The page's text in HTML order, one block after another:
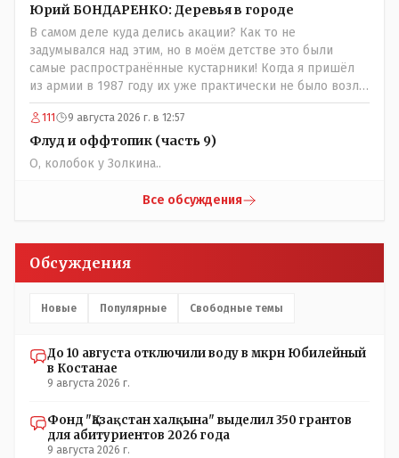
доблестный труд в годы ВОВ", там хоть какие то льготы
были! А тут? Может всё таки стоит оценивать по
степени заинтересованности в высшем образовании, а
не по степени того , как тебе не повезло в жизни?
Юрий БОНДАРЕНКО: Деревья в городе
В самом деле куда делись акации? Как то не
задумывался над этим, но в моём детстве это были
самые распространённые кустарники! Когда я пришёл
из армии в 1987 году их уже практически не было возле
родительского дома по улице Амангельды! А что
случилось то, с целым видом кустарника?
111 9 августа 2026 г. в 12:57
Флуд и оффтопик (часть 9)
О, колобок у Золкина..
Все обсуждения
Обсуждения
Новые Популярные Свободные темы
До 10 августа отключили воду в мкрн Юбилейный
в Костанае
9 августа 2026 г.
Фонд "Қазақстан халқына" выделил 350 грантов
для абитуриентов 2026 года
9 августа 2026 г.